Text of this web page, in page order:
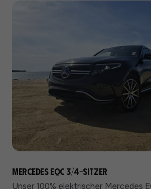
Mercedes EQC 3/4-Sitzer
Unser 100% elektrischer Mercedes